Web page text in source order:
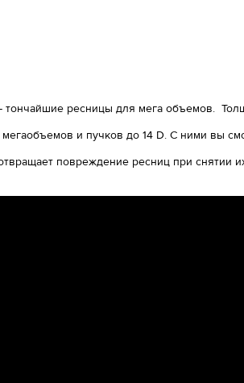
ресницы для мега объемов.
и пучков до 14 D. С ними вы
повреждение ресниц при снятии